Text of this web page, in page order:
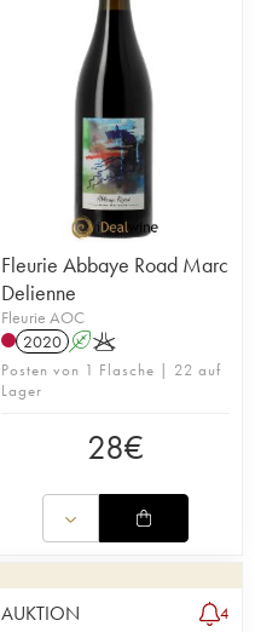
Fleurie Abbaye Road Marc
Delienne
Fleurie AOC
2020 AK
Posten von 1 Flasche | 22 auf
Lager
28€
AUKTION 4